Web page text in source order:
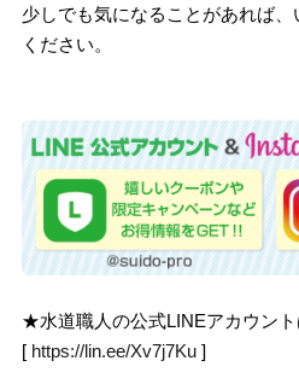
少しでも気になることがあれば
ください。
★水道職人の公式LINEアカウント
[ https://lin.ee/Xv7j7Ku ]